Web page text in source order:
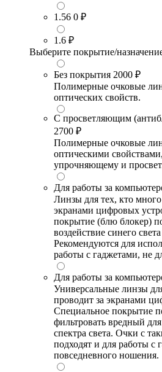
1.56 0 ₽
1.6 ₽
Выберите покрытие/
Без покрытия 2000 ₽
Полимерные очковые
оптических свойств.
С просветляющим
2700 ₽
Полимерные очковые
оптическими
упрочняющему и
Для работы за
Линзы для тех, кто
экранами цифровых
покрытие (блю блокер)
воздействие синего
Рекомендуются для
работы с гаджетами, не
Для работы за
Универсальные линзы
проводит за экранами
Специальное покрытие
фильтровать вредный
спектра света. Очки с
подходят и для работы с
повседневного ношения.